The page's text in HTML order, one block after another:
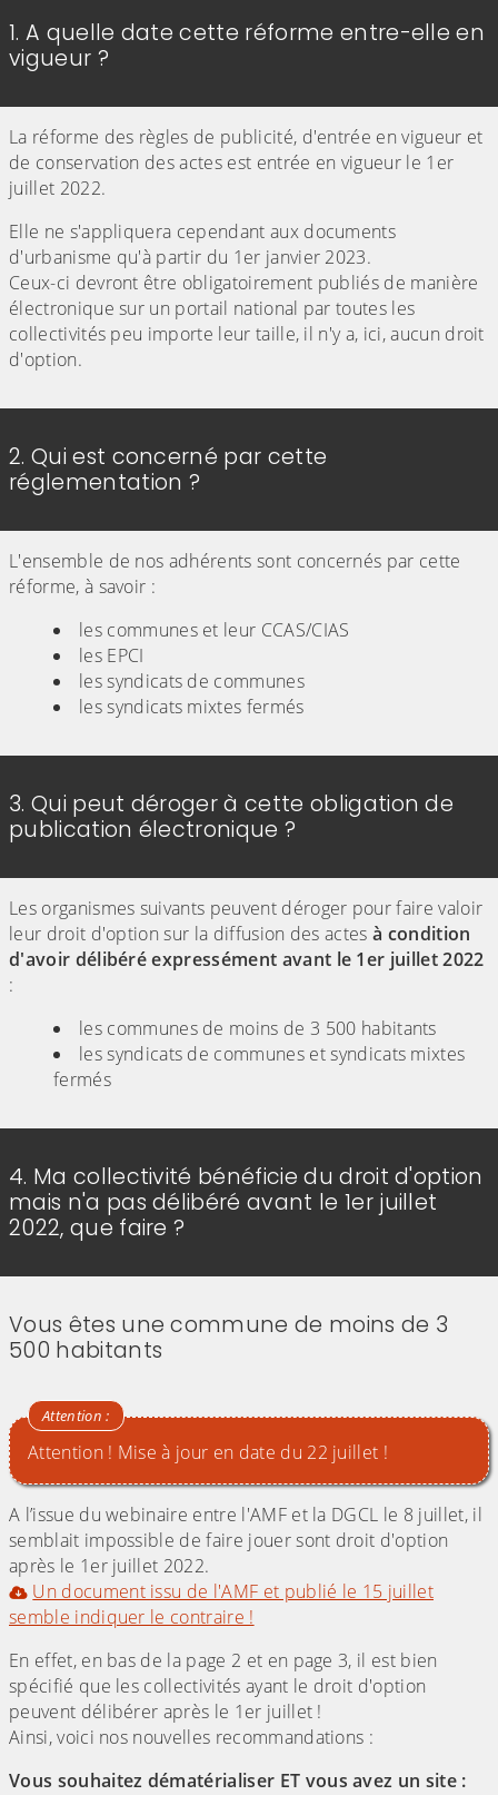
1. A quelle date cette réforme entre-elle en
vigueur ?
La réforme des règles de publicité, d'entrée en vigueur et
de conservation des actes est entrée en vigueur le 1er
juillet 2022.
Elle ne s'appliquera cependant aux documents
d'urbanisme qu'à partir du 1er janvier 2023.
Ceux-ci devront être obligatoirement publiés de manière
électronique sur un portail national par toutes les
collectivités peu importe leur taille, il n'y a, ici, aucun droit
d'option.
2. Qui est concerné par cette
réglementation ?
L'ensemble de nos adhérents sont concernés par cette
réforme, à savoir :
les communes et leur CCAS/CIAS
les EPCI
les syndicats de communes
les syndicats mixtes fermés
3. Qui peut déroger à cette obligation de
publication électronique ?
Les organismes suivants peuvent déroger pour faire valoir
leur droit d'option sur la diffusion des actesà condition
d'avoir délibéré expressément avant le 1er juillet 2022
:
les communes de moins de 3 500 habitants
les syndicats de communes et syndicats mixtes
fermés
4. Ma collectivité bénéficie du droit d'option
mais n'a pas délibéré avant le 1er juillet
2022, que faire ?
Vous êtes une commune de moins de 3
500 habitants
Attention ! Mise à jour en date du 22 juillet !
A l’issue du webinaire entre l'AMF et la DGCL le 8 juillet, il
semblait impossible de faire jouer sont droit d'option
après le 1er juillet 2022.
Un document issu de l'AMF et publié le 15 juillet
semble indiquer le contraire !
En effet, en bas de la page 2 et en page 3, il est bien
spécifié que les collectivités ayant le droit d'option
peuvent délibérer après le 1er juillet !
Ainsi, voici nos nouvelles recommandations :
Vous souhaitez dématérialiser ET vous avez un site :